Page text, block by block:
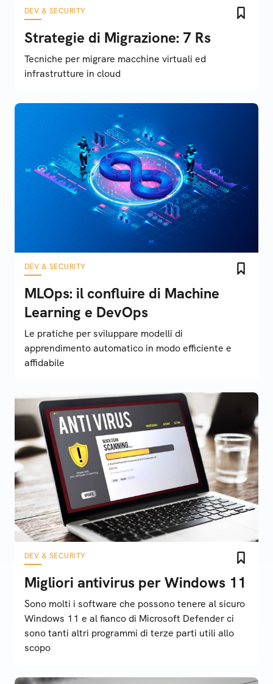
DEV & SECURITY
Strategie di Migrazione: 7 Rs
Tecniche per migrare macchine virtuali ed
infrastrutture in cloud
DEV & SECURITY
MLOps: il confluire di Machine
Learning e DevOps
Le pratiche per sviluppare modelli di
apprendimento automatico in modo efficiente e
affidabile
DEV & SECURITY
Migliori antivirus per Windows 11
Sono molti i software che possono tenere al sicuro
Windows 11 e al fianco di Microsoft Defender ci
sono tanti altri programmi di terze parti utili allo
scopo